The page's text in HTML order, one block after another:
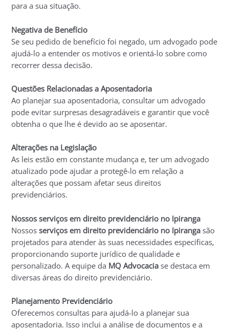
para a sua situação.
Negativa de Benefício
Se seu pedido de benefício foi negado, um advogado pode
ajudá-lo a entender os motivos e orientá-lo sobre como
recorrer dessa decisão.
Questões Relacionadas a Aposentadoria
Ao planejar sua aposentadoria, consultar um advogado
pode evitar surpresas desagradáveis e garantir que você
obtenha o que lhe é devido ao se aposentar.
Alterações na Legislação
As leis estão em constante mudança e, ter um advogado
atualizado pode ajudar a protegê-lo em relação a
alterações que possam afetar seus direitos
previdenciários.
Nossos serviços em direito previdenciário no Ipiranga
Nossosserviços em direito previdenciário no Ipiranga são
projetados para atender às suas necessidades específicas,
proporcionando suporte jurídico de qualidade e
personalizado. A equipe da MQ Advocacia se destaca em
diversas áreas do direito previdenciário.
Planejamento Previdenciário
Oferecemos consultas para ajudá-lo a planejar sua
aposentadoria. Isso inclui a análise de documentos e a